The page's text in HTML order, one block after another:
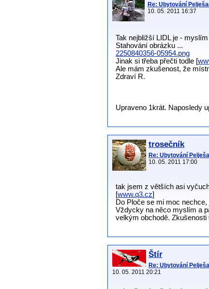
Re: Ubytování
10. 05. 2011 16:37
Tak nejbližší LIDL je -
Stahování obrázku ...
2250840356-05954.png
Jinak si třeba přečti todle [
Ale mám zkušenost, že
Zdraví R.
Upraveno 1krát. Naposledy
trosečník
Re: Ubytování
10. 05. 2011 17:00
tak jsem z větších asi
[www.q3.cz]
Do Ploče se mi moc
Vždycky na něco myslím a
velkým obchodě.
Štír
Re: Ubytování
10. 05. 2011 20:21